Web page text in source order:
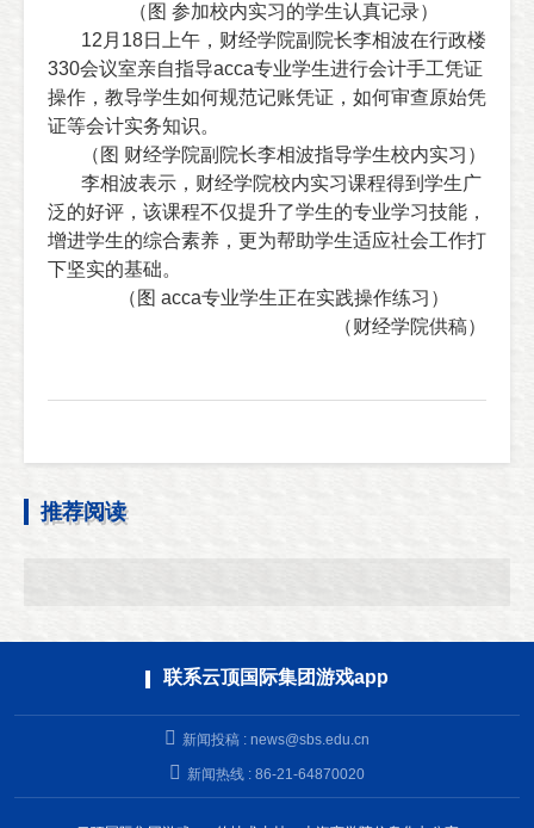
（图 参加校内实习的学生认真记录）
12 月 18日上午，财经学院副院长李相波在行政楼
330会议室亲自指导acca专业学生进行会计手工凭证
操作，教导学生如何规范记账凭证，如何审查原始凭
证等会计实务知识。
（图 财经学院副院长李相波指导学生校内实习）
李相波表示，财经学院校内实习课程得到学生广
泛的好评，该课程不仅提升了学生的专业学习技能，
增进学生的综合素养，更为帮助学生适应社会工作打
下坚实的基础。
（图 acca专业学生正在实践操作练习）
（财经学院供稿）
推荐阅读
联系云顶国际集团游戏app
新闻投稿 : news@sbs.edu.cn
新闻热线 : 86-21-64870020